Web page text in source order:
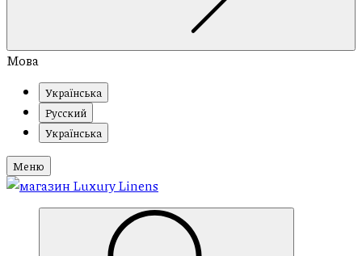
Мова
Українська
Русский
Українська
Меню